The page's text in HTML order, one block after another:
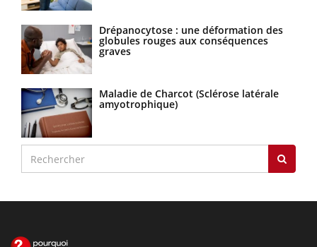
Drépanocytose : une déformation des
globules rouges aux conséquences
graves
Maladie de Charcot (Sclérose latérale
amyotrophique)